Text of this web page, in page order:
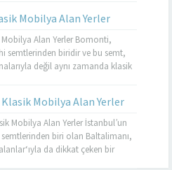
bu tür özel parçaları
için mükemmel bir
de eski mobilyalarınızı satmayı...
Mobilya Alan Yerler
Alan Yerler Bomonti,
semtlerinden biridir ve bu semt,
değil aynı zamanda klasik
semtte klasik mobilyaları sevenler
sunmaktadır. Bomonti klasik
Mobilya Alan Yerler
Mobilya Alan Yerler İstanbul’un
biri olan Baltalimanı,
da dikkat çeken bir